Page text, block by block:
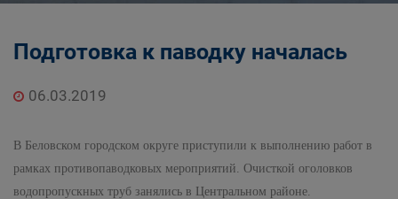
Подготовка к паводку началась
06.03.2019
В Беловском городском округе приступили к выполнению работ в
рамках противопаводковых мероприятий. Очисткой оголовков
водопропускных труб занялись в Центральном районе.